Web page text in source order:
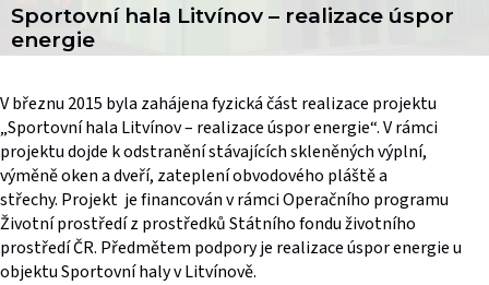
Sportovní hala Litvínov – realizace úspor
energie
V březnu 2015 byla zahájena fyzická část realizace projektu
„Sportovní hala Litvínov – realizace úspor energie“. V rámci
projektu dojde k odstranění stávajících skleněných výplní,
výměně oken a dveří, zateplení obvodového pláště a
střechy. Projekt je financován v rámci Operačního programu
Životní prostředí z prostředků Státního fondu životního
prostředí ČR. Předmětem podpory je realizace úspor energie u
objektu Sportovní haly v Litvínově.